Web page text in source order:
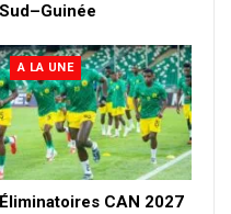
Sud–Guinée
A LA UNE
Éliminatoires CAN 2027